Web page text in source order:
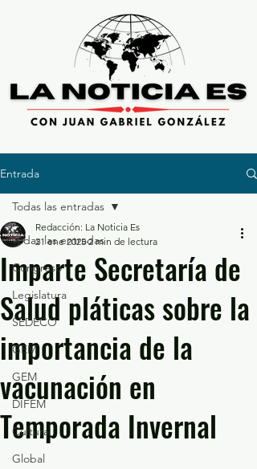
Entrada
Todas las entradas
Congreso
Legislatura
SEDECO
GEM
GEM
DIFEM
Cultura
Global
Todas las entradas
Imparte Secretaría de
Salud pláticas sobre la
importancia de la
vacunación en
Temporada Invernal
Redacción: La Noticia Es
21 ene 2025 2 min de lectura